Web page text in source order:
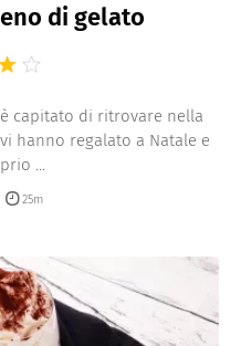
di gelato
capitato di ritrovare nella
hanno regalato a Natale e
...
25m